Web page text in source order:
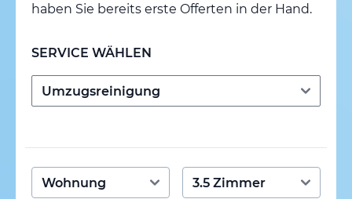
haben Sie bereits erste Offerten in der Hand.
SERVICE WÄHLEN